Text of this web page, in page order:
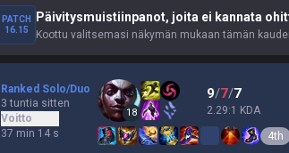
PATCH
16.15
Päivitysmuistiinpanot, joita ei kannata
Koottu valitsemasi näkymän mukaan tämän
Ranked Solo/Duo
3 tuntia sitten
Voitto
37 min 14 s
18
9/7/7
2.29:1 KDA
4th